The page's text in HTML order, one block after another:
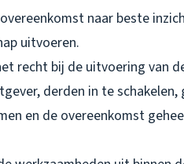
naar beste
uitvoeren.
recht bij de uitvoering van
derden in te
en de overeenkomst